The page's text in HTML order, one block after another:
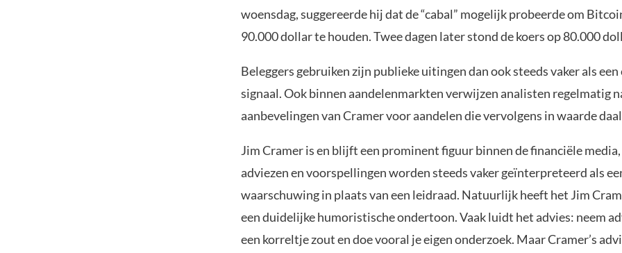
woensdag, suggereerde hij dat de “cabal” mogelijk probeerde om
90.000 dollar te houden. Twee dagen later stond de koers op 80.000
Beleggers gebruiken zijn publieke uitingen dan ook steeds vaker als
signaal. Ook binnen aandelenmarkten verwijzen analisten regelmatig
aanbevelingen van Cramer voor aandelen die vervolgens in waarde
Jim Cramer is en blijft een prominent figuur binnen de financiële
adviezen en voorspellingen worden steeds vaker geïnterpreteerd als
waarschuwing in plaats van een leidraad. Natuurlijk heeft het Jim
een duidelijke humoristische ondertoon. Vaak luidt het advies: neem
een korreltje zout en doe vooral je eigen onderzoek. Maar Cramer’s